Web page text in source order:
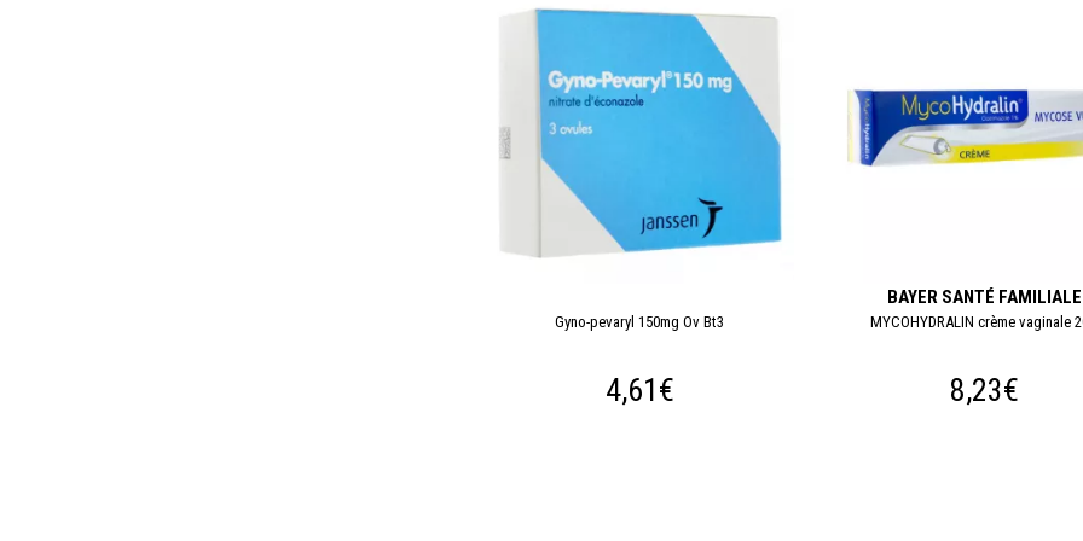
Gyno-pevaryl 150mg Ov Bt3
4,61€
BAYER SANTÉ FAMILIALE
MYCOHYDRALIN crème vaginale
8,23€